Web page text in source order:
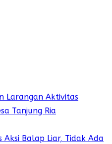
Larangan Aktivitas
Tanjung Ria
Aksi Balap Liar, Tidak Ada